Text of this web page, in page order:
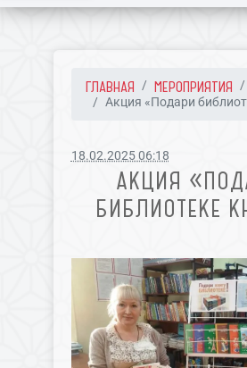
ГЛАВНАЯ МЕРОПРИЯТИЯ
Акция «Подари
18.02.2025 06:18
АКЦИЯ
БИБЛИОТЕКЕ